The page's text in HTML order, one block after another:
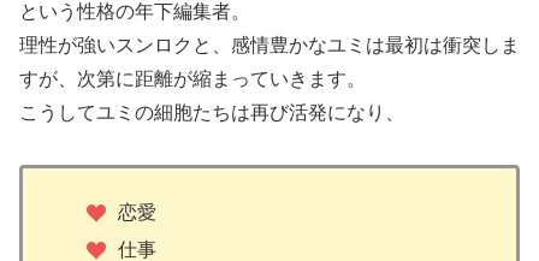
という性格の年下編集者。
理性が強いスンロクと、感情豊かなユミは最初は衝突しま
すが、次第に距離が縮まっていきます。
こうしてユミの細胞たちは再び活発になり、
恋愛
仕事